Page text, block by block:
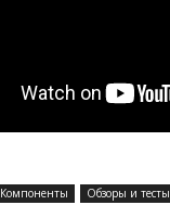
Компоненты Обзоры и тесты